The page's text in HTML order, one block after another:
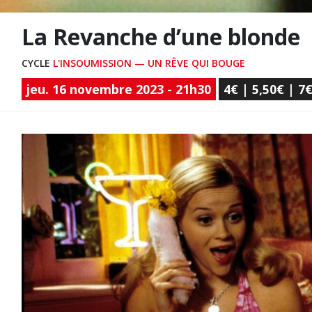
La Revanche d’une blonde
CYCLE L'INSOUMISSION — UN RÊVE QUI BOUGE
jeu. 16 novembre 2023 - 21h30 4€ | 5,50€ |